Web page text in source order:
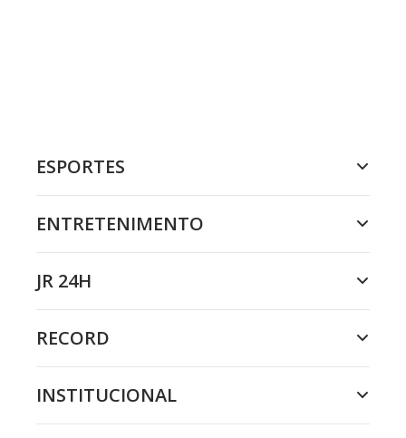
ESPORTES
ENTRETENIMENTO
JR 24H
RECORD
INSTITUCIONAL